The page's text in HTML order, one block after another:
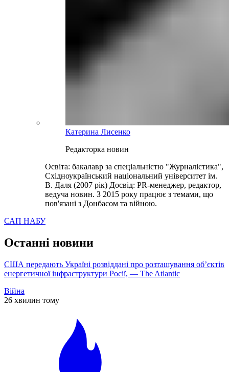
Катерина Лисенко
Редакторка новин
Освіта: бакалавр за спеціальністю "Журналістика",
Східноукраїнський національний університет ім.
В. Даля (2007 рік) Досвід: PR-менеджер, редактор,
ведуча новин. З 2015 року працює з темами, що
пов'язані з Донбасом та війною.
САП НАБУ
Останні новини
США передають Україні розвіддані про розташування об’єктів
енергетичної інфраструктури Росії, — The Atlantic
Війна
26 хвилин тому